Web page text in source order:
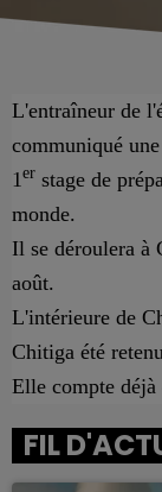
L'entraîneur de
communiqué
1er stage de
monde.
Il se déroulera à
août.
L'intérieure de
Chitiga été
Elle compte déjà
FIL